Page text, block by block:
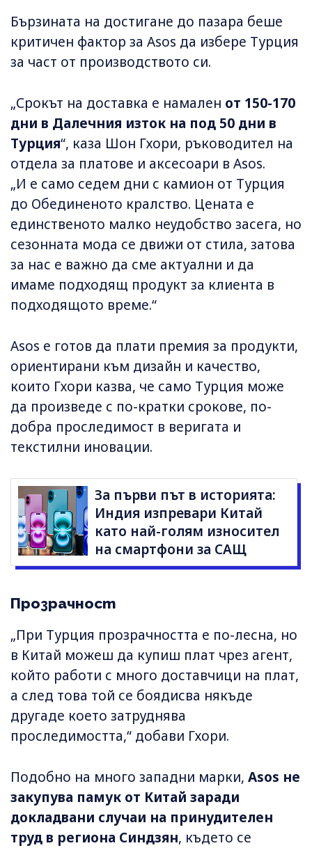
Бързината на достигане до пазара беше
критичен фактор за Asos да избере Турция
за част от производството си.
„Срокът на доставка е намален от 150-170
дни в Далечния изток на под 50 дни в
Турция“, каза Шон Гхори, ръководител на
отдела за платове и аксесоари в Asos.
„И е само седем дни с камион от Турция
до Обединеното кралство. Цената е
единственото малко неудобство засега, но
сезонната мода се движи от стила, затова
за нас е важно да сме актуални и да
имаме подходящ продукт за клиента в
подходящото време.“
Asos е готов да плати премия за продукти,
ориентирани към дизайн и качество,
които Гхори казва, че само Турция може
да произведе с по-кратки срокове, по-
добра проследимост в веригата и
текстилни иновации.
За първи път в историята:
Индия изпревари Китай
като най-голям износител
на смартфони за САЩ
Прозрачност
„При Турция прозрачността е по-лесна, но
в Китай можеш да купиш плат чрез агент,
който работи с много доставчици на плат,
а след това той се боядисва някъде
другаде което затруднява
проследимостта,“ добави Гхори.
Подобно на много западни марки, Asos не
закупува памук от Китай заради
докладвани случаи на принудителен
труд в региона Синдзян, където се